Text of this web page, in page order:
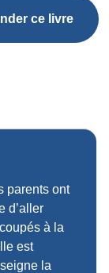
ce livre
parents ont
d’aller
à la
est
la